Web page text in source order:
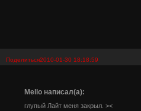
Поделиться2010-01-30 18:18:59
Mello написал(а):
глупый Лайт меня закрыл. ><